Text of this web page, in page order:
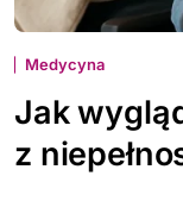
Medycyna
Jak
z